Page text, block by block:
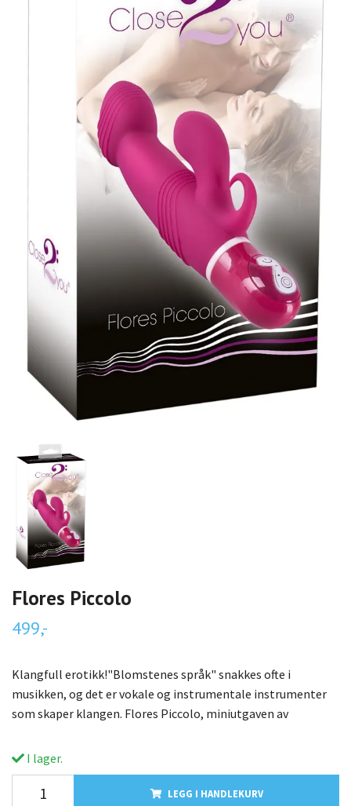
Flores Piccolo
499,-
Klangfull erotikk!"Blomstenes språk" snakkes ofte i
musikken, og det er vokale og instrumentale instrumenter
som skaper klangen. Flores Piccolo, miniutgaven av
I lager.
LEGG I HANDLEKURV